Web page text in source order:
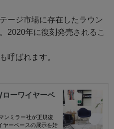
ージ市場に存在したラウン
2020年に復刻発売されるこ
呼ばれます。